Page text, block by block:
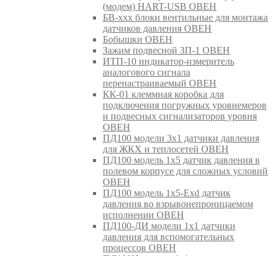
(модем) HART-USB ОВЕН
БВ-ххх блоки вентильные для монтажа
датчиков давления ОВЕН
Бобышки ОВЕН
Зажим подвесной ЗП-1 ОВЕН
ИТП-10 индикатор-измеритель
аналогового сигнала
перенастраиваемый ОВЕН
КК-01 клеммная коробка для
подключения погружных уровнемеров
и подвесных сигнализаторов уровня
ОВЕН
ПД100 модели 3х1 датчики давления
для ЖКХ и теплосетей ОВЕН
ПД100 модель 1х5 датчик давления в
полевом корпусе для сложных условий
ОВЕН
ПД100 модель 1х5-Exd датчик
давления во взрывонепроницаемом
исполнении ОВЕН
ПД100-ДИ модели 1х1 датчики
давления для вспомогательных
процессов ОВЕН